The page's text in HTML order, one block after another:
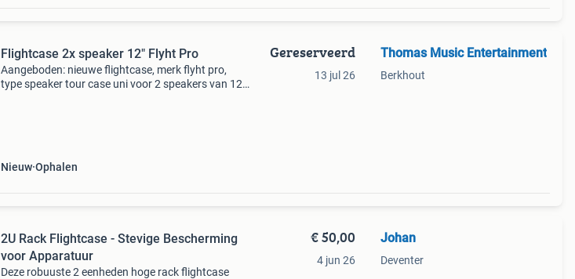
Flightcase 2x speaker 12" Flyht Pro
Aangeboden: nieuwe flightcase, merk flyht pro,
type speaker tour case uni voor 2 speakers van 12".
Nieuw Ophalen
Gereserveerd
13 jul 26
Thomas Music Entertainment
Berkhout
2U Rack Flightcase - Stevige Bescherming
voor Apparatuur
Deze robuuste 2 eenheden hoge rack flightcase
€ 50,00
4 jun 26
Johan
Deventer